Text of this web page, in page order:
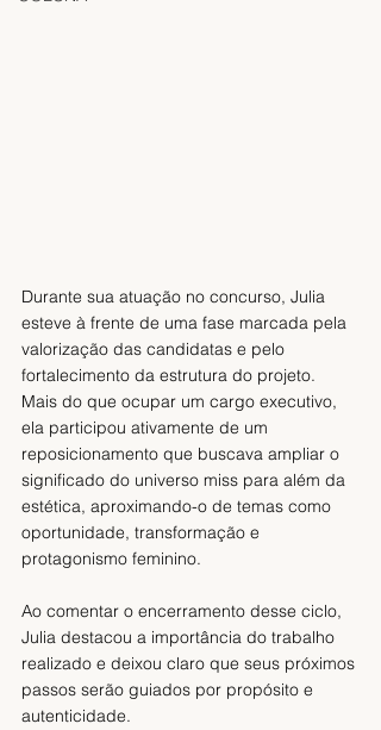
Durante sua atuação no concurso, Julia
esteve à frente de uma fase marcada pela
valorização das candidatas e pelo
fortalecimento da estrutura do projeto.
Mais do que ocupar um cargo executivo,
ela participou ativamente de um
reposicionamento que buscava ampliar o
significado do universo miss para além da
estética, aproximando-o de temas como
oportunidade, transformação e
protagonismo feminino.
Ao comentar o encerramento desse ciclo,
Julia destacou a importância do trabalho
realizado e deixou claro que seus próximos
passos serão guiados por propósito e
autenticidade.